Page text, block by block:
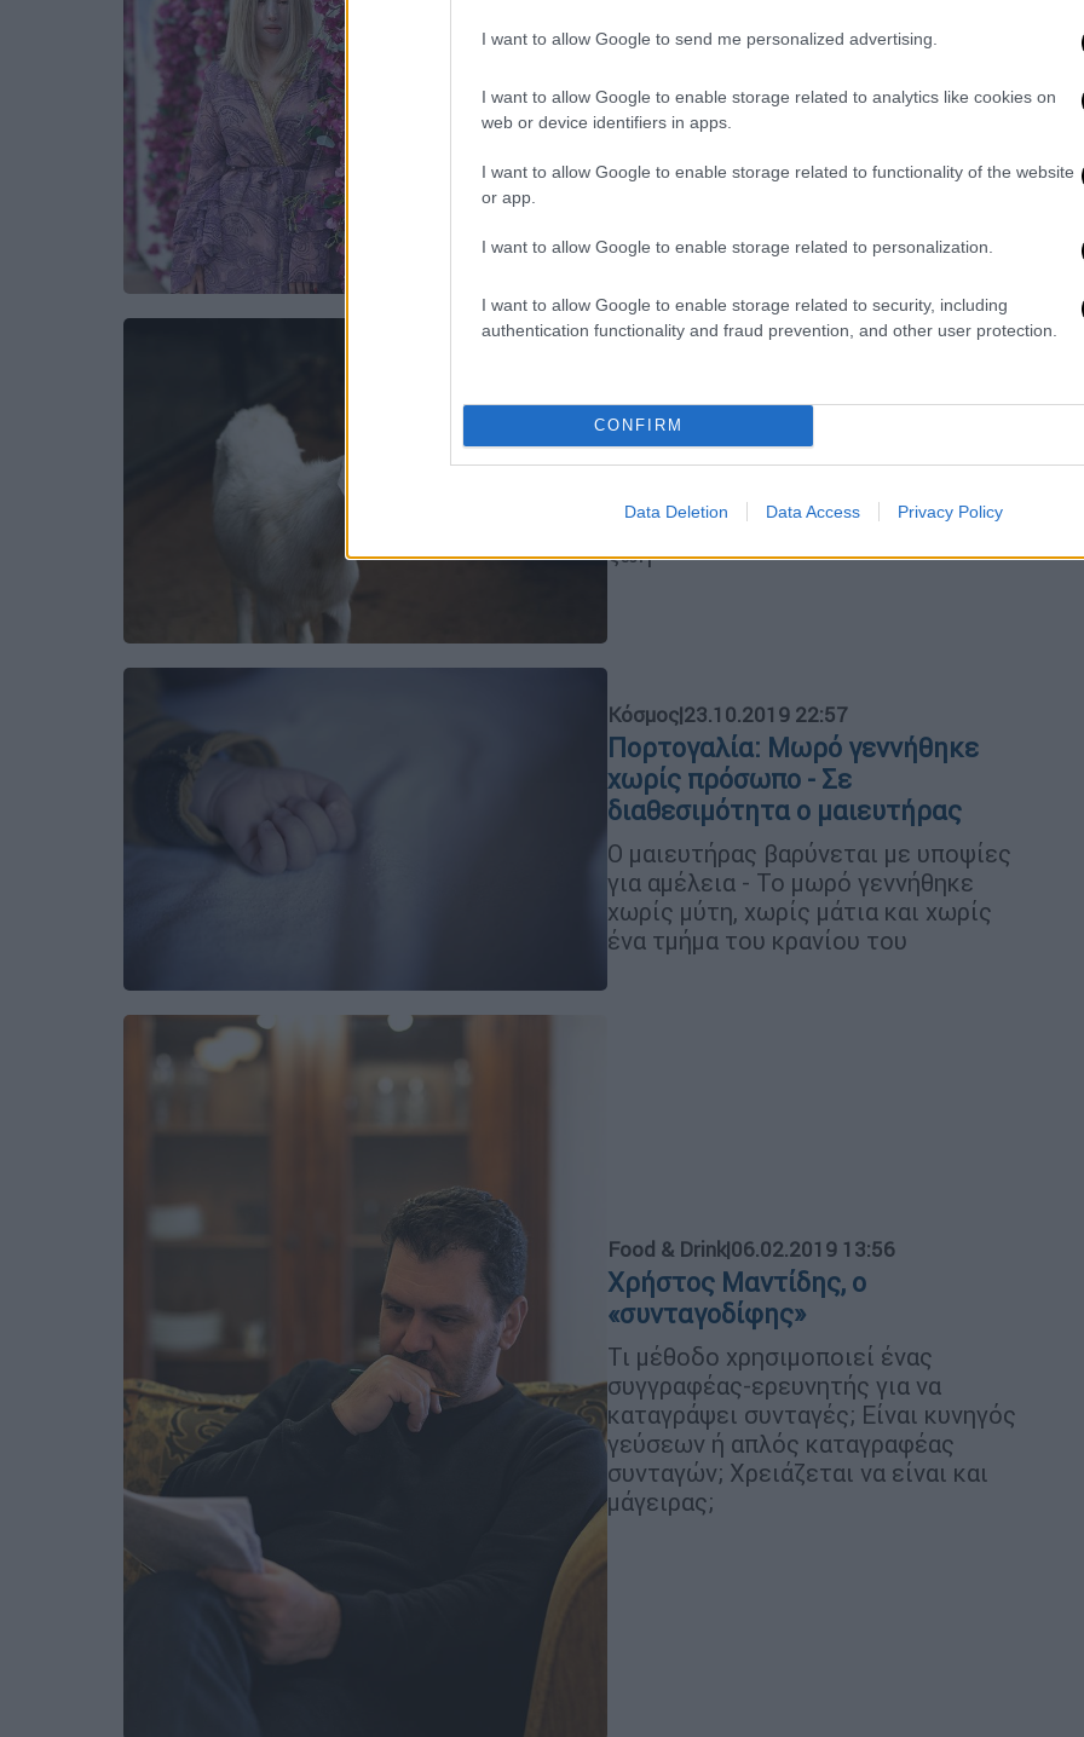
I want to allow Google to send me personalized advertising.
I want to allow Google to enable storage related to analytics like cookies on
web or device identifiers in apps.
I want to allow Google to enable storage related to functionality of the website
or app.
I want to allow Google to enable storage related to personalization.
I want to allow Google to enable storage related to security, including
authentication functionality and fraud prevention, and other user protection.
CONFIRM
Data Deletion Data Access Privacy Policy
Lifestyle|13.04.2022 15:15
δέρμα της μετά την επίθεση με
βιτριόλι
Ποζάρει με εντυπωσιακό ντεκολτέ
Γεννήθηκε κατσικάκι με
ανθρωπόμορφο πρόσωπο στην
Δεν κατάφερε όμως να κρατηθεί στη
ζωή
Κόσμος|23.10.2019 22:57
Πορτογαλία: Μωρό γεννήθηκε
χωρίς πρόσωπο - Σε
διαθεσιμότητα ο μαιευτήρας
Ο μαιευτήρας βαρύνεται με υποψίες
για αμέλεια - Το μωρό γεννήθηκε
χωρίς μύτη, χωρίς μάτια και χωρίς
ένα τμήμα του κρανίου του
Food & Drink|06.02.2019 13:56
Χρήστος Μαντίδης, ο
«συνταγοδίφης»
Τι μέθοδο χρησιμοποιεί ένας
συγγραφέας-ερευνητής για να
καταγράψει συνταγές; Είναι κυνηγός
γεύσεων ή απλός καταγραφέας
συνταγών; Χρειάζεται να είναι και
μάγειρας;